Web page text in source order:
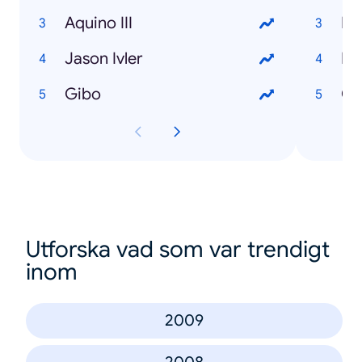
Aquino III
Jason Ivler
Gibo
Utforska vad som var trendigt
inom
2009